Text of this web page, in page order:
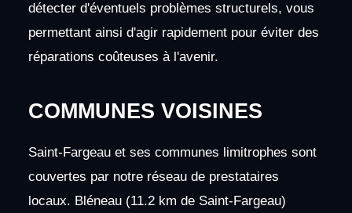
détecter d'éventuels problèmes structurels, vous
permettant ainsi d'agir rapidement pour éviter des
réparations coûteuses à l'avenir.
COMMUNES VOISINES
Saint-Fargeau et ses communes limitrophes sont
couvertes par notre réseau de prestataires
locaux. Bléneau (11.2 km de Saint-Fargeau)